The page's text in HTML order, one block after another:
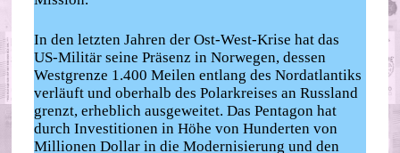
In den letzten Jahren der Ost-West-Krise hat das
US-Militär seine Präsenz in Norwegen, dessen
Westgrenze 1.400 Meilen entlang des Nordatlantiks
verläuft und oberhalb des Polarkreises an Russland
grenzt, erheblich ausgeweitet. Das Pentagon hat
durch Investitionen in Höhe von Hunderten von
Millionen Dollar in die Modernisierung und den